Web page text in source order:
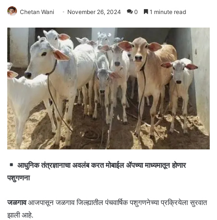
Chetan Wani November 26, 2024 0 1 minute read
आधुनिक तंत्रज्ञानाचा अवलंब करत मोबाईल ॲपच्या माध्यमातून होणार
पशुगणना
जळगावआजपासून जळगाव जिल्ह्यातील पंचवार्षिक पशुगणनेच्या प्रक्रियेला सुरवात
झाली आहे.